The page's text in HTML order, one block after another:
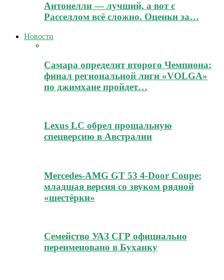
Антонелли — лучший, а вот с
Расселлом всё сложно. Оценки за…
Новости
Самара определит второго Чемпиона:
финал региональной лиги «VOLGA»
по джимхане пройдет…
Lexus LC обрел прощальную
спецверсию в Австралии
Mercedes-AMG GT 53 4-Door Coupe:
младшая версия со звуком рядной
«шестёрки»
Семейство УАЗ СГР официально
переименовано в Буханку